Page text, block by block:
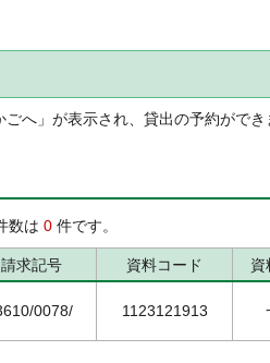
へ」が表示され、貸出の予約ができ
数は 0 件です。
請求記号 資料コード 資
0078/ 1123121913